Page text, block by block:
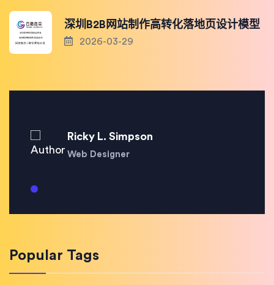
深圳B2B网站制作高转化落地页设计模型
2026-03-29
Ricky L. Simpson
Web Designer
Popular Tags